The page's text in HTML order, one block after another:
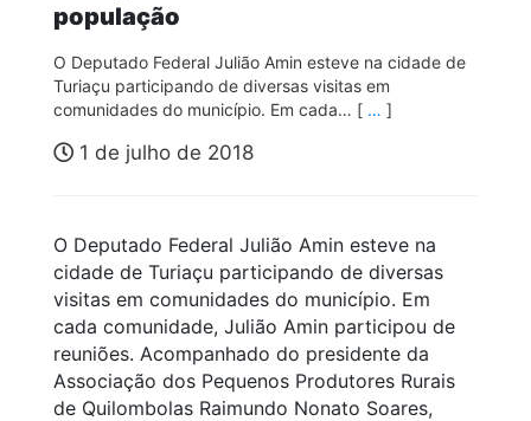
população
O Deputado Federal Julião Amin esteve na cidade de
Turiaçu participando de diversas visitas em
comunidades do município. Em cada… [ … ]
1 de julho de 2018
O Deputado Federal Julião Amin esteve na
cidade de Turiaçu participando de diversas
visitas em comunidades do município. Em
cada comunidade, Julião Amin participou de
reuniões. Acompanhado do presidente da
Associação dos Pequenos Produtores Rurais
de Quilombolas Raimundo Nonato Soares,